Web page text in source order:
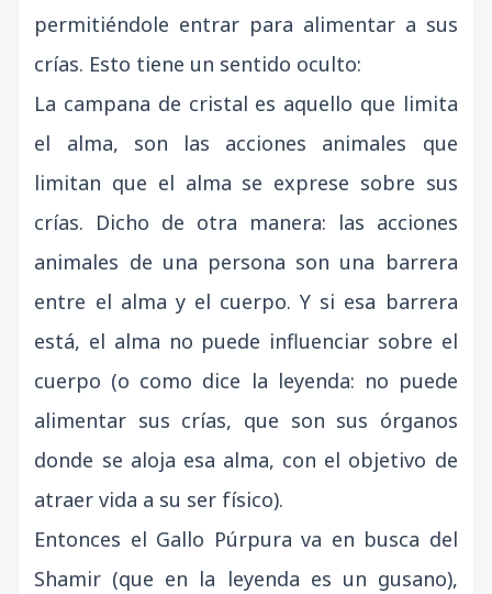
permitiéndole entrar para alimentar a sus
crías. Esto tiene un sentido oculto:
La campana de cristal es aquello que limita
el alma, son las acciones animales que
limitan que el alma se exprese sobre sus
crías. Dicho de otra manera: las acciones
animales de una persona son una barrera
entre el alma y el cuerpo. Y si esa barrera
está, el alma no puede influenciar sobre el
cuerpo (o como dice la leyenda: no puede
alimentar sus crías, que son sus órganos
donde se aloja esa alma, con el objetivo de
atraer vida a su ser físico).
Entonces el Gallo Púrpura va en busca del
Shamir (que en la leyenda es un gusano),